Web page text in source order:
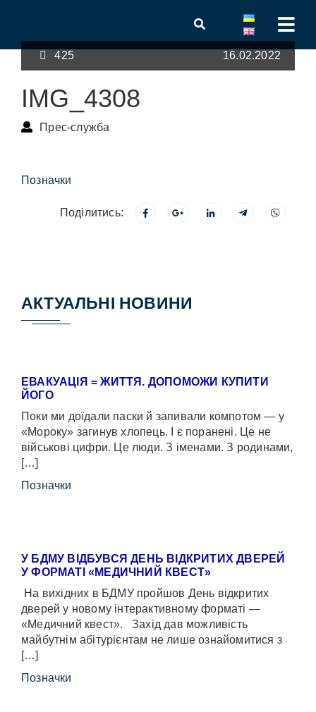
425 16.02.2022
IMG_4308
Прес-служба
Позначки
Поділитись:
АКТУАЛЬНІ НОВИНИ
ЕВАКУАЦІЯ = ЖИТТЯ. ДОПОМОЖИ КУПИТИ
ЙОГО
Поки ми доїдали паски й запивали компотом — у
«Мороку» загинув хлопець. І є поранені. Це не
військові цифри. Це люди. З іменами. З родинами,
[…]
Позначки
У БДМУ ВІДБУВСЯ ДЕНЬ ВІДКРИТИХ ДВЕРЕЙ
У ФОРМАТІ «МЕДИЧНИЙ КВЕСТ»
На вихідних в БДМУ пройшов День відкритих
дверей у новому інтерактивному форматі —
«Медичний квест». Захід дав можливість
майбутнім абітурієнтам не лише ознайомитися з
[…]
Позначки